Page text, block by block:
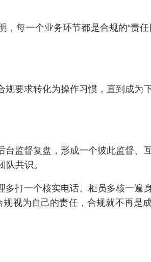
每一个业务环节都是合规的“责任
要求转化为操作习惯，直到成为
监督复盘，形成一个彼此监督、
共识。
打一个核实电话、柜员多核一遍
视为自己的责任，合规就不再是